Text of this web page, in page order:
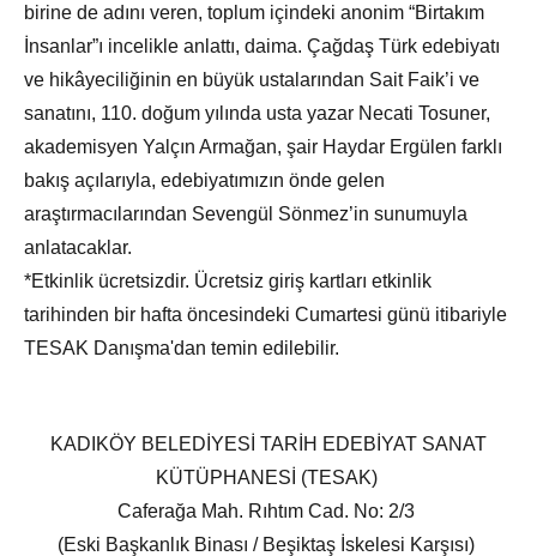
birine de adını veren, toplum içindeki anonim “Birtakım
İnsanlar”ı incelikle anlattı, daima. Çağdaş Türk edebiyatı
ve hikâyeciliğinin en büyük ustalarından Sait Faik’i ve
sanatını, 110. doğum yılında usta yazar Necati Tosuner,
akademisyen Yalçın Armağan, şair Haydar Ergülen farklı
bakış açılarıyla, edebiyatımızın önde gelen
araştırmacılarından Sevengül Sönmez’in sunumuyla
anlatacaklar.
*Etkinlik ücretsizdir. Ücretsiz giriş kartları etkinlik
tarihinden bir hafta öncesindeki Cumartesi günü itibariyle
TESAK Danışma'dan temin edilebilir.
KADIKÖY BELEDİYESİ TARİH EDEBİYAT SANAT
KÜTÜPHANESİ (TESAK)
Caferağa Mah. Rıhtım Cad. No: 2/3
(Eski Başkanlık Binası / Beşiktaş İskelesi Karşısı)